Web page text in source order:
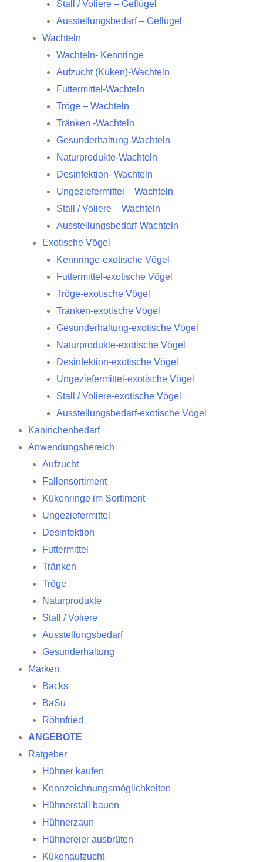
Stall / Voliere – Geflügel
Ausstellungsbedarf – Geflügel
Wachteln
Wachteln- Kennringe
Aufzucht (Küken)-Wachteln
Futtermittel-Wachteln
Tröge – Wachteln
Tränken -Wachteln
Gesunderhaltung-Wachteln
Naturprodukte-Wachteln
Desinfektion- Wachteln
Ungeziefermittel – Wachteln
Stall / Voliere – Wachteln
Ausstellungsbedarf-Wachteln
Exotische Vögel
Kennringe-exotische Vögel
Futtermittel-exotische Vögel
Tröge-exotische Vögel
Tränken-exotische Vögel
Gesunderhaltung-exotische Vögel
Naturprodukte-exotische Vögel
Desinfektion-exotische Vögel
Ungeziefermittel-exotische Vögel
Stall / Voliere-exotische Vögel
Ausstellungsbedarf-exotische Vögel
Kaninchenbedarf
Anwendungsbereich
Aufzucht
Fallensortiment
Kükenringe im Sortiment
Ungeziefermittel
Desinfektion
Futtermittel
Tränken
Tröge
Naturprodukte
Stall / Voliere
Ausstellungsbedarf
Gesunderhaltung
Marken
Backs
BaSu
Röhnfried
ANGEBOTE
Ratgeber
Hühner kaufen
Kennzeichnungsmöglichkeiten
Hühnerstall bauen
Hühnerzaun
Hühnereier ausbrüten
Kükenaufzucht